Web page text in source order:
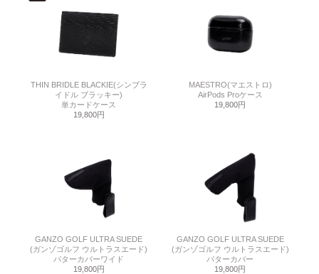
THIN BRIDLE BLACKIE(シンブラ
イドル ブラッキー)
単カードケース
19,800円
MAESTRO(マエストロ)
AirPods Proケース
19,800円
GANZO GOLF ULTRA SUEDE
(ガンゾゴルフ ウルトラスエード)
パターカバーワイド
19,800円
GANZO GOLF ULTRA SUEDE
(ガンゾゴルフ ウルトラスエード)
パターカバー
19,800円